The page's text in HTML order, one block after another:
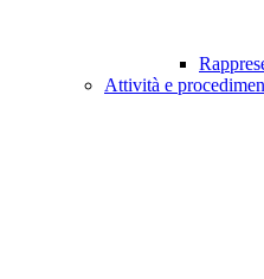
Attività e